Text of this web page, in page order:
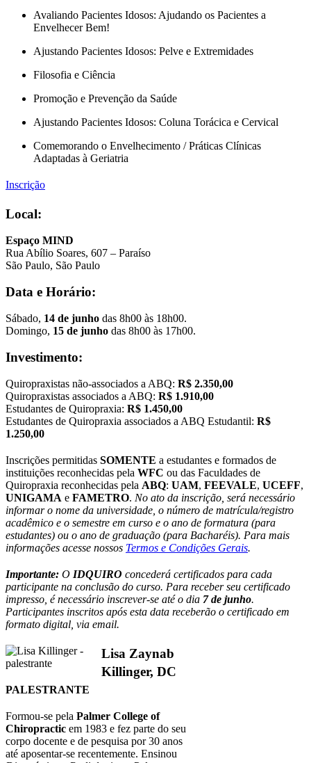
Avaliando Pacientes Idosos: Ajudando os Pacientes a
Envelhecer Bem!
Ajustando Pacientes Idosos: Pelve e Extremidades
Filosofia e Ciência
Promoção e Prevenção da Saúde
Ajustando Pacientes Idosos: Coluna Torácica e Cervical
Comemorando o Envelhecimento / Práticas Clínicas
Adaptadas à Geriatria
Inscrição
Local:
Espaço MIND
Rua Abílio Soares, 607 – Paraíso
São Paulo, São Paulo
Data e Horário:
Sábado, 14 de junho das 8h00 às 18h00.
Domingo, 15 de junho das 8h00 às 17h00.
Investimento:
Quiropraxistas não-associados a ABQ: R$ 2.350,00
Quiropraxistas associados a ABQ: R$ 1.910,00
Estudantes de Quiropraxia: R$ 1.450,00
Estudantes de Quiropraxia associados a ABQ Estudantil: R$
1.250,00
Inscrições permitidas SOMENTE a estudantes e formados de
instituições reconhecidas pela WFC ou das Faculdades de
Quiropraxia reconhecidas pela ABQ: UAM, FEEVALE, UCEFF,
UNIGAMA e FAMETRO. No ato da inscrição, será necessário
informar o nome da universidade, o número de matrícula/registro
acadêmico e o semestre em curso e o ano de formatura (para
estudantes) ou o ano de graduação (para Bacharéis). Para mais
informações acesse nossos Termos e Condições Gerais.
Importante: O IDQUIRO concederá certificados para cada
participante na conclusão do curso. Para receber seu certificado
impresso, é necessário inscrever-se até o dia 7 de junho.
Participantes inscritos após esta data receberão o certificado em
formato digital, via email.
Lisa Zaynab
Killinger, DC
PALESTRANTE
Formou-se pela Palmer College of
Chiropractic em 1983 e fez parte do seu
corpo docente e de pesquisa por 30 anos
até aposentar-se recentemente. Ensinou